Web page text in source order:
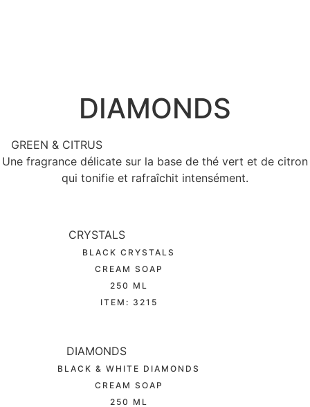
DIAMONDS
GREEN & CITRUS
Une fragrance délicate sur la base de thé vert et de citron
qui tonifie et rafraîchit intensément.
CRYSTALS
BLACK CRYSTALS
CREAM SOAP
250 ML
ITEM: 3215
DIAMONDS
BLACK & WHITE DIAMONDS
CREAM SOAP
250 ML